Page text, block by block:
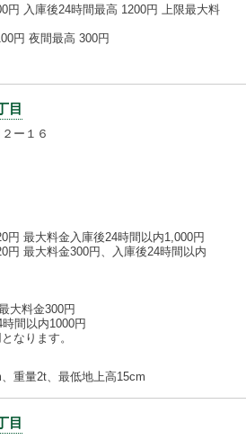
円 入庫後24時間最高 1200円 上限最大料
円 夜間最高 300円
目
ー１６
円 最大料金入庫後24時間以内1,000円
円 最大料金300円、入庫後24時間以内
大料金300円
間以内1000円
なります。
重量2t、最低地上高15cm
目